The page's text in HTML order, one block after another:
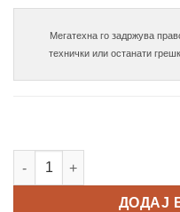
Мегатехна го задржува
Организер ОргаТреј 901-
ДОДАЈ